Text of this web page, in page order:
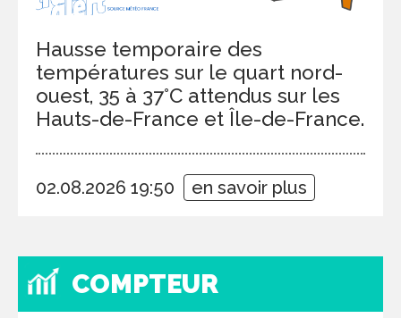
Hausse temporaire des
températures sur le quart nord-
ouest, 35 à 37°C attendus sur les
Hauts-de-France et Île-de-France.
02.08.2026 19:50 en savoir plus
COMPTEUR